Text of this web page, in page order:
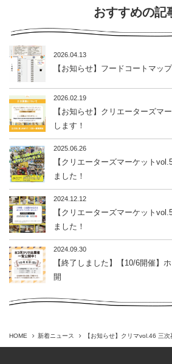
おすすめの記
2026.04.13
【お知らせ】フードコートマッ
2026.02.19
【お知らせ】クリエーターズ
します！
2025.06.26
【クリエーターズマーケット
ました！
2024.12.12
【クリエーターズマーケット
ました！
2024.09.30
【終了しました】【10/6開催】
開
HOME 新着ニュース 【お知らせ】クリマvol.46 三